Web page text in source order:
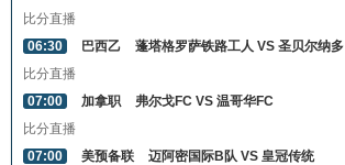
比分直播
06:30
巴西乙
蓬塔格罗萨铁路工人 VS 圣贝尔纳多
比分直播
07:00
加拿职
弗尔戈FC VS 温哥华FC
比分直播
07:00
美预备联
迈阿密国际B队 VS 皇冠传统